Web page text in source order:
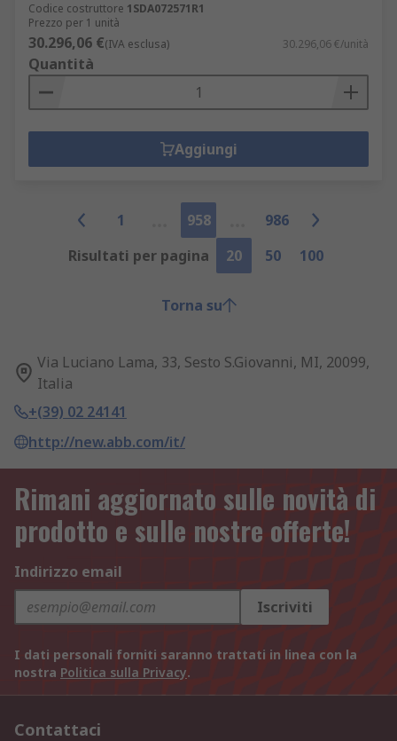
Codice costruttore 1SDA072571R1
Prezzo per 1 unità
30.296,06 €(IVA esclusa) 30.296,06 €/unità
Quantità
Aggiungi
1 958
986
Risultati per pagina
20 50 100
Torna su
Via Luciano Lama, 33, Sesto S.Giovanni, MI, 20099,
Italia
+(39) 02 24141
http://new.abb.com/it/
Rimani aggiornato sulle novità di
prodotto e sulle nostre offerte!
Indirizzo email
Iscriviti
I dati personali forniti saranno trattati in linea con la
nostra Politica sulla Privacy.
Contattaci